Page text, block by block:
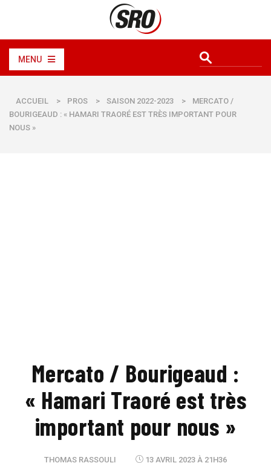
MENU
ACCUEIL > PROS > SAISON 2022-2023 >
MERCATO /
BOURIGEAUD : « HAMARI TRAORÉ EST TRÈS IMPORTANT POUR
NOUS »
Mercato / Bourigeaud :
« Hamari Traoré est très
important pour nous »
THOMAS RASSOULI 13 AVRIL 2023 À 21H36